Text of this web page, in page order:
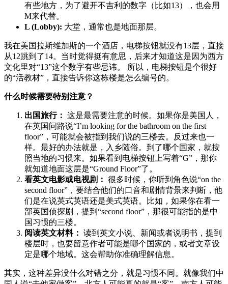
有些地方，为了避开不吉利的数字（比如13），也会用
M来代替。
L (Lobby): 大堂，通常也是地面那层。
我在美国拉斯维加斯的一个酒店，电梯按钮就没有13层，直接
从12跳到了14。当时觉得挺有意思，后来才知道这是因为西方
文化里对“13”这个数字有些忌讳。 所以，电梯按钮是个很好
的“活教材”，直接告诉你这栋楼是怎么编号的。
什么时候需要特别注意？
出国旅行： 这是最需要注意的时候。如果你是美国人，
在英国问路说“I’m looking for the bathroom on the first
floor”，可能就会被指到我们说的三楼去。反过来也一
样。最好的办法就是，入乡随俗。到了哪个国家，就按
照当地的习惯来。如果看到电梯按钮上写着“G”，那你
就知道地面这层是“Ground Floor”了。
看英文电影或电视剧： 很多时候，你听到角色说“on the
second floor”，要结合他们的口音和剧情背景来判断，他
们是在说英式英语还是美式英语。比如，如果你在看一
部英国侦探剧，提到“second floor”，那很可能指的是中
国习惯的三楼。
阅读英文材料： 读到英文小说、新闻或者说明书，提到
楼层时，也要留意作者可能是哪个国家的，或者文章设
定是哪个地域。这会帮助你准确理解信息。
其实，这种差异没什么对错之分，就是习惯不同。就像我们中